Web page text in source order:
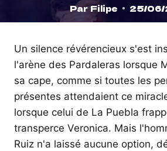
ParFilipe 25/
Un silence révérencieux s'est
l'arène des Pardaleras lorsque
sa cape, comme si toutes les
présentes attendaient ce
lorsque celui de La Puebla
transperce Veronica. Mais
Ruiz n'a laissé aucune option,